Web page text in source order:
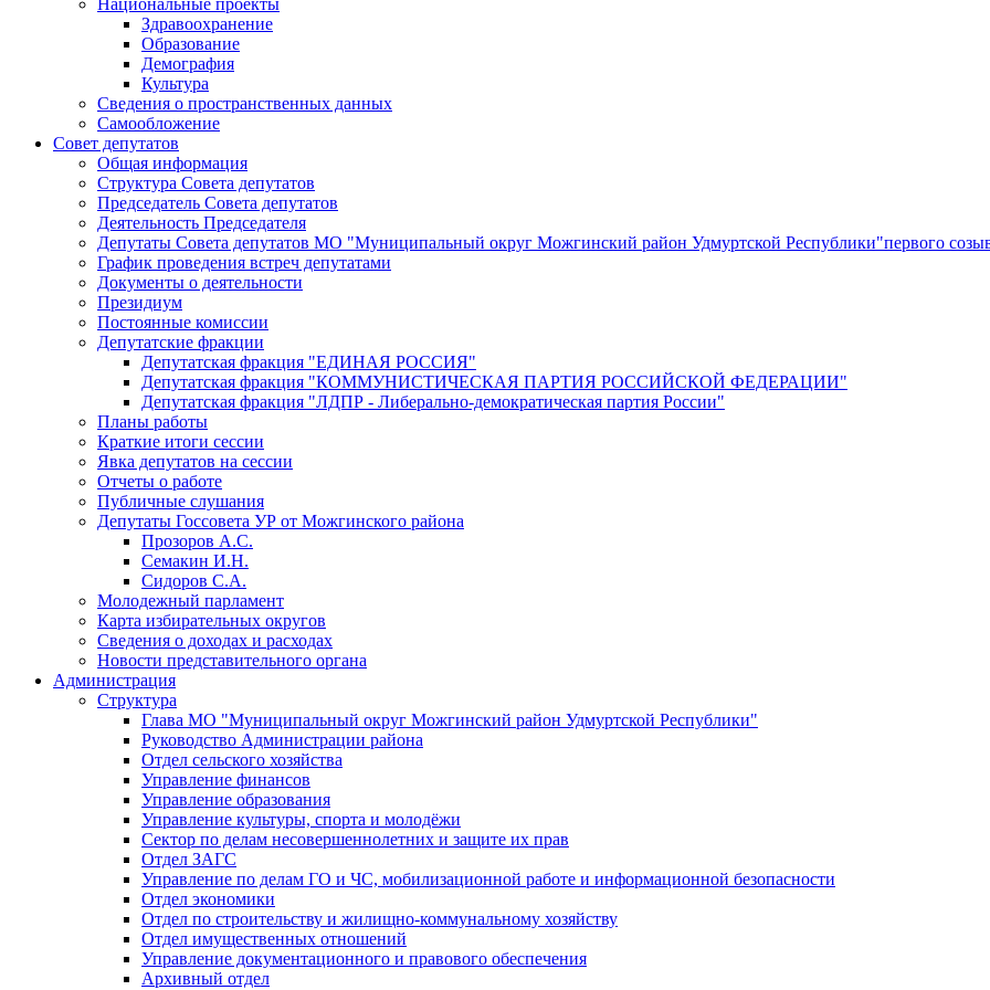
Здравоохранение
Образование
Демография
Культура
Сведения о пространственных данных
Самообложение
Совет депутатов
Общая информация
Структура Совета депутатов
Председатель Совета депутатов
Деятельность Председателя
Депутаты Совета депутатов МО "Муниципальный округ Можгинский район Удмуртской Республики"первого
График проведения встреч депутатами
Документы о деятельности
Президиум
Постоянные комиссии
Депутатские фракции
Депутатская фракция "ЕДИНАЯ РОССИЯ"
Депутатская фракция "КОММУНИСТИЧЕСКАЯ ПАРТИЯ РОССИЙСКОЙ ФЕДЕРАЦИИ"
Депутатская фракция "ЛДПР - Либерально-демократическая партия России"
Планы работы
Краткие итоги сессии
Явка депутатов на сессии
Отчеты о работе
Публичные слушания
Депутаты Госсовета УР от Можгинского района
Прозоров А.С.
Семакин И.Н.
Сидоров С.А.
Молодежный парламент
Карта избирательных округов
Сведения о доходах и расходах
Новости представительного органа
Администрация
Структура
Глава МО "Муниципальный округ Можгинский район Удмуртской Республики"
Руководство Администрации района
Отдел сельского хозяйства
Управление финансов
Управление образования
Управление культуры, спорта и молодёжи
Сектор по делам несовершеннолетних и защите их прав
Отдел ЗАГС
Управление по делам ГО и ЧС, мобилизационной работе и информационной безопасности
Отдел экономики
Отдел по строительству и жилищно-коммунальному хозяйству
Отдел имущественных отношений
Управление документационного и правового обеспечения
Архивный отдел